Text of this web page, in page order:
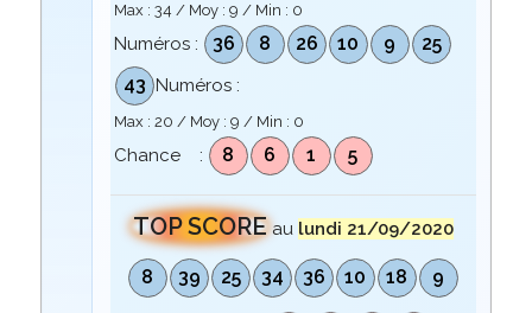
Max : 34 / Moy : 9 / Min : 0
Numéros : 36 8 26 10 9
25
43 Numéros :
Max : 20 / Moy : 9 / Min : 0
Chance : 8 6 1 5
TOP SCORE au lundi 21/09/2020
8 39 25 34 36 10 18 9